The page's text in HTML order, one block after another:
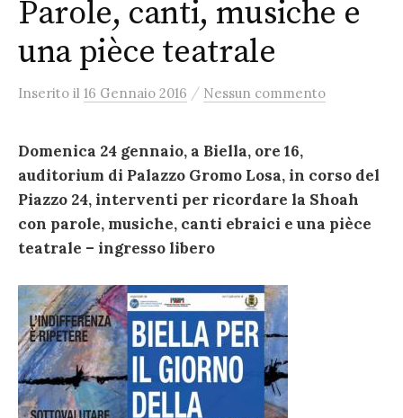
Parole, canti, musiche e
una pièce teatrale
Inserito il 16 Gennaio 2016 / Nessun commento
Domenica 24 gennaio, a Biella, ore 16,
auditorium di Palazzo Gromo Losa, in corso del
Piazzo 24, interventi per ricordare la Shoah
con parole, musiche, canti ebraici e una pièce
teatrale – ingresso libero